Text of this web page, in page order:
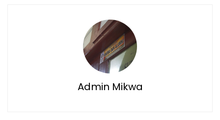
Admin Mikwa